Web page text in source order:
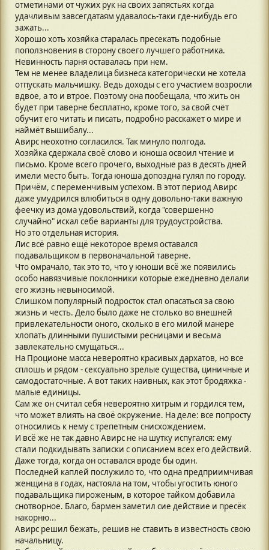
отметинами от чужих рук на своих запястьях когда
удачливым завсегдатаям удавалось-таки где-нибудь его
зажать...
Хорошо хоть хозяйка старалась пресекать подобные
поползновения в сторону своего лучшего работника.
Невинность парня оставалась при нем.
Тем не менее владелица бизнеса категорически не хотела
отпускать мальчишку. Ведь доходы с его участием возросли
вдвое, а то и втрое. Поэтому она пообещала, что жить он
будет при таверне бесплатно, кроме того, за свой счёт
обучит его читать и писать, подробно расскажет о мире и
наймёт вышибалу...
Авирс неохотно согласился. Так минуло полгода.
Хозяйка сдержала своё слово и юноша освоил чтение и
письмо. Кроме всего прочего, выходные раз в десять дней
имели место быть. Тогда юноша допоздна гулял по городу.
Причём, с переменчивым успехом. В этот период Авирс
даже умудрился влюбиться в одну довольно-таки важную
феечку из дома удовольствий, когда "совершенно
случайно" искал себе варианты для трудоустройства.
Но это отдельная история.
Лис всё равно ещё некоторое время оставался
подавальщиком в первоначальной таверне.
Что омрачало, так это то, что у юноши всё же появились
особо навязчивые поклонники которые ежедневно делали
его жизнь невыносимой.
Слишком популярный подросток стал опасаться за свою
жизнь и честь. Дело было даже не столько во внешней
привлекательности оного, сколько в его милой манере
хлопать длинными пушистыми ресницами и весьма
завлекательно смущаться...
На Проционе масса невероятно красивых дархатов, но все
сплошь и рядом - сексуально зрелые существа, циничные и
самодостаточные. А вот таких наивных, как этот бродяжка -
малые единицы.
Сам же он считал себя невероятно хитрым и гордился тем,
что может влиять на своё окружение. На деле: все попросту
относились к нему с трепетным снисхождением.
И всё же не так давно Авирс не на шутку испугался: ему
стали подкидывать записки с описанием всех его действий.
Даже тогда, когда он оставался вроде бы один.
Последней каплей послужило то, что одна предприимчивая
женщина в годах, настояла на том, чтобы угостить юного
подавальщика пироженым, в которое тайком добавила
снотворное. Благо, бармен заметил сие действие и пресёк
накорню...
Авирс решил бежать, решив не ставить в известность свою
начальницу.